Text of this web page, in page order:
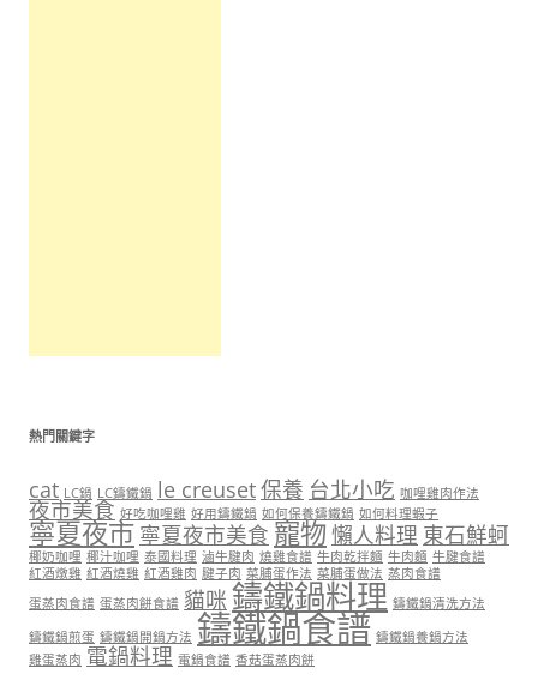
熱門關鍵字
cat LC鍋 LC鑄鐵鍋 le creuset保養 台北小吃 咖哩雞肉作法
夜市美食 好吃咖哩雞 好用鑄鐵鍋 如何保養鑄鐵鍋 如何料理蝦子
寧夏夜市 寧夏夜市美食 寵物懶人料理 東石鮮蚵
椰奶咖哩 椰汁咖哩 泰國料理 滷牛腱肉 燒雞食譜 牛肉乾拌麵 牛肉麵 牛腱食譜
紅酒燉雞 紅酒燒雞 紅酒雞肉 腱子肉 菜脯蛋作法 菜脯蛋做法 蒸肉食譜
蛋蒸肉食譜 蛋蒸肉餅食譜 貓咪 鑄鐵鍋料理 鑄鐵鍋清洗方法
鑄鐵鍋煎蛋 鑄鐵鍋開鍋方法 鑄鐵鍋食譜 鑄鐵鍋養鍋方法
雞蛋蒸肉 電鍋料理 電鍋食譜 香菇蛋蒸肉餅